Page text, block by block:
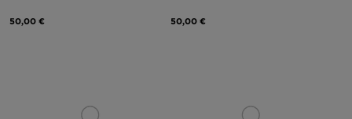
50,00 € 50,00 €